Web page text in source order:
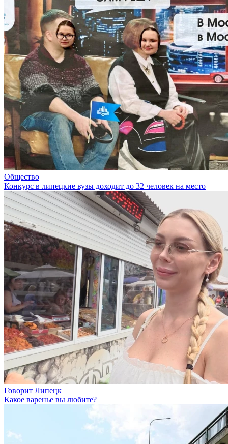
Общество
Конкурс в липецкие вузы доходит до 32 человек на место
Говорит Липецк
Какое варенье вы любите?